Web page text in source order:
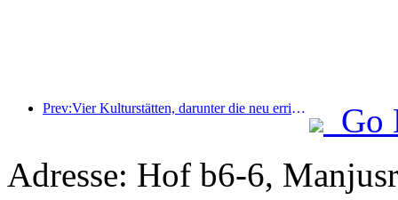
Prev:Vier Kulturstätten, darunter die neu errichtete „Jinling Poetry Hall“ im malerischen Gebiet des Xuanwu-Sees in Nanjing, wurden offiziell eröffnet.
Go
Adresse: Hof b6-6,